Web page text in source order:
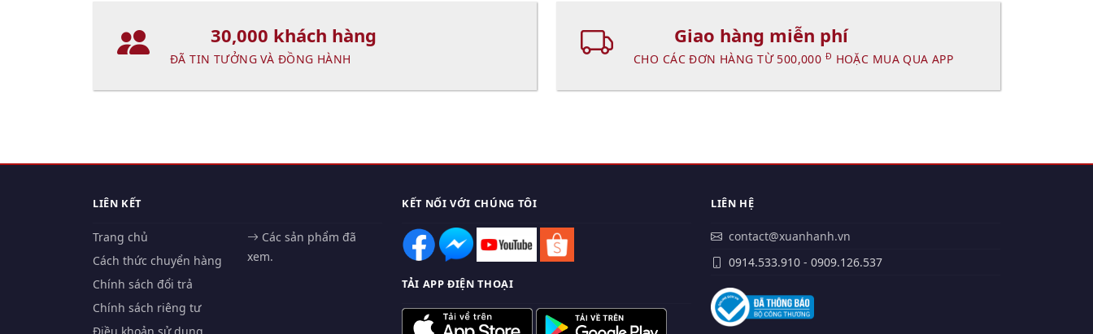
30,000 khách hàng
ĐÃ TIN TƯỞNG VÀ ĐỒNG HÀNH
Giao hàng miễn phí
CHO CÁC ĐƠN HÀNG TỪ 500,000 Đ HOẶC MUA QUA APP
LIÊN KẾT
Trang chủ
Cách thức chuyển hàng
Chính sách đổi trả
Chính sách riêng tư
Các sản phẩm đã
xem.
KẾT NỐI VỚI CHÚNG TÔI
TẢI APP ĐIỆN THOẠI
LIÊN HỆ
contact@xuanhanh.vn
0914.533.910 - 0909.126.537